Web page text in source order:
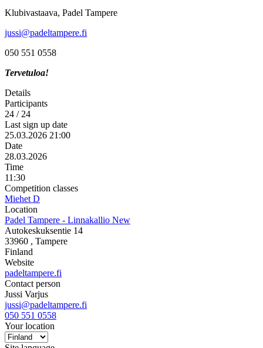
Klubivastaava, Padel Tampere
jussi@padeltampere.fi
050 551 0558
Tervetuloa!
Details
Participants
24 / 24
Last sign up date
25.03.2026 21:00
Date
28.03.2026
Time
11:30
Competition classes
Miehet D
Location
Padel Tampere - Linnakallio New
Autokeskuksentie 14
33960 , Tampere
Finland
Website
padeltampere.fi
Contact person
Jussi Varjus
jussi@padeltampere.fi
050 551 0558
Your location